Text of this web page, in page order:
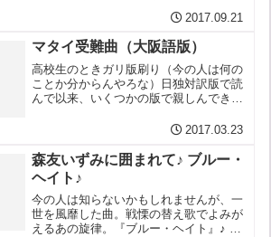
北朝鮮、北朝鮮へ圧力圧力圧力、会場ほ
ぼ空。「脅威はかつてなく重大。眼前に
差し迫ったもの」...
2017.09.21
マタイ受難曲（大阪語版）
高校生のときガリ版刷り（今の人は何の
ことか分からんやろな）日独対訳版で読
んで以来、いくつかの版で親しんできた
の生々しさ。自分は関西弁は母語ではな
ころというか。何か迫って...
2017.03.23
森友いずみに囲まれて♪ ブルー・
ヘイト♪
今の人は知らないかもしれませんが、一
世を風靡した曲。戦慄の替え歌でよみが
えるあの旋律。『ブルー・ヘイト』♪ 森